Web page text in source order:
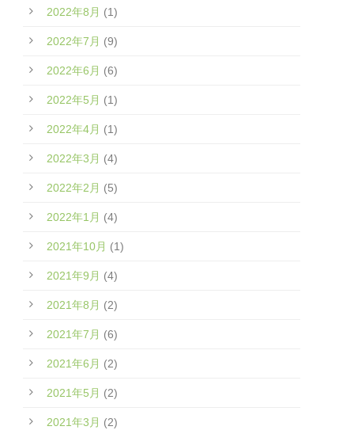
2022年8月 (1)
2022年7月 (9)
2022年6月 (6)
2022年5月 (1)
2022年4月 (1)
2022年3月 (4)
2022年2月 (5)
2022年1月 (4)
2021年10月 (1)
2021年9月 (4)
2021年8月 (2)
2021年7月 (6)
2021年6月 (2)
2021年5月 (2)
2021年3月 (2)